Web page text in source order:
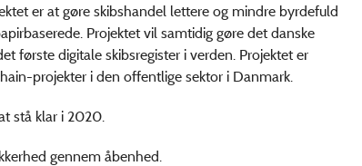
er at gøre skibshandel lettere og mindre byrdefuld
Projektet vil samtidig gøre det danske
første digitale skibsregister i verden. Projektet er
projekter i den offentlige sektor i Danmark.
stå klar i 2020.
gennem åbenhed.